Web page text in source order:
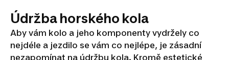
Údržba horského kola
Aby vám kolo a jeho komponenty vydržely co
nejdéle a jezdilo se vám co nejlépe, je zásadní
nezapomínat na údržbu kola. Kromě estetické